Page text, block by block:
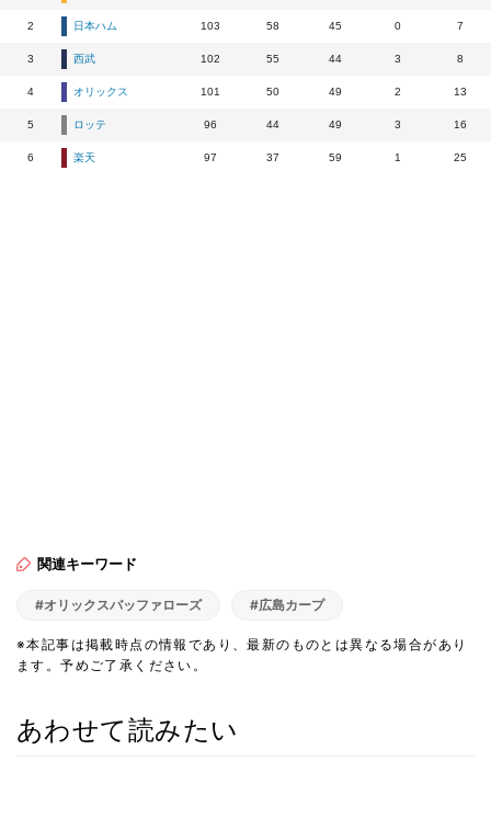
2 日本ハム 103 58 45 0 7
3 西武 102 55 44 3 8
4 オリックス 101 50 49 2 13
5 ロッテ 96 44 49 3 16
6 楽天 97 37 59 1 25
関連キーワード
#オリックスバッファローズ #広島カープ
※本記事は掲載時点の情報であり、最新のものとは異なる場合があり
ます。予めご了承ください。
あわせて読みたい